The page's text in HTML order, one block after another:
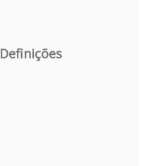
Definições